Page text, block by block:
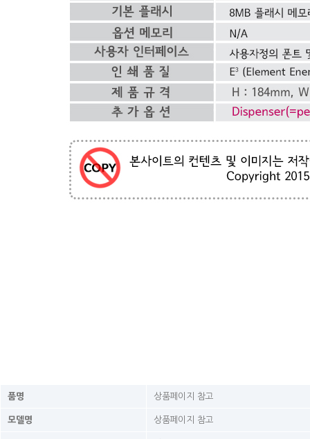
품명 상품페이지 참고
모델명 상품페이지 참고